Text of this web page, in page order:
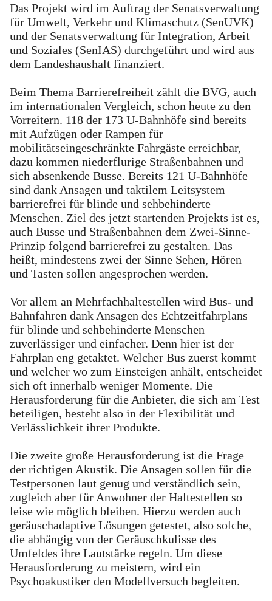
Das Projekt wird im Auftrag der Senatsverwaltung
für Umwelt, Verkehr und Klimaschutz (SenUVK)
und der Senatsverwaltung für Integration, Arbeit
und Soziales (SenIAS) durchgeführt und wird aus
dem Landeshaushalt finanziert.
Beim Thema Barrierefreiheit zählt die BVG, auch
im internationalen Vergleich, schon heute zu den
Vorreitern. 118 der 173 U-Bahnhöfe sind bereits
mit Aufzügen oder Rampen für
mobilitätseingeschränkte Fahrgäste erreichbar,
dazu kommen niederflurige Straßenbahnen und
sich absenkende Busse. Bereits 121 U-Bahnhöfe
sind dank Ansagen und taktilem Leitsystem
barrierefrei für blinde und sehbehinderte
Menschen. Ziel des jetzt startenden Projekts ist es,
auch Busse und Straßenbahnen dem Zwei-Sinne-
Prinzip folgend barrierefrei zu gestalten. Das
heißt, mindestens zwei der Sinne Sehen, Hören
und Tasten sollen angesprochen werden.
Vor allem an Mehrfachhaltestellen wird Bus- und
Bahnfahren dank Ansagen des Echtzeitfahrplans
für blinde und sehbehinderte Menschen
zuverlässiger und einfacher. Denn hier ist der
Fahrplan eng getaktet. Welcher Bus zuerst kommt
und welcher wo zum Einsteigen anhält, entscheidet
sich oft innerhalb weniger Momente. Die
Herausforderung für die Anbieter, die sich am Test
beteiligen, besteht also in der Flexibilität und
Verlässlichkeit ihrer Produkte.
Die zweite große Herausforderung ist die Frage
der richtigen Akustik. Die Ansagen sollen für die
Testpersonen laut genug und verständlich sein,
zugleich aber für Anwohner der Haltestellen so
leise wie möglich bleiben. Hierzu werden auch
geräuschadaptive Lösungen getestet, also solche,
die abhängig von der Geräuschkulisse des
Umfeldes ihre Lautstärke regeln. Um diese
Herausforderung zu meistern, wird ein
Psychoakustiker den Modellversuch begleiten.